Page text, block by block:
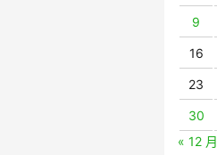
9
16
23
30
« 12 月